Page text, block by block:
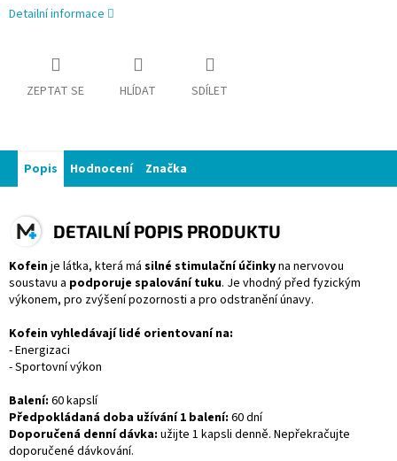
Detailní informace
ZEPTAT SE HLÍDAT SDÍLET
Popis Hodnocení Značka
DETAILNÍ POPIS PRODUKTU
Kofeinje látka, která má silné stimulační účinkyna nervovou
soustavu a podporuje spalování tuku. Je vhodný před fyzickým
výkonem, pro zvýšení pozornosti a pro odstranění únavy.
Kofein vyhledávají lidé orientovaní na:
- Energizaci
- Sportovní výkon
Balení: 60kapslí
Předpokládaná doba užívání 1 balení: 60 dní
Doporučená denní dávka: užijte 1 kapsli denně. Nepřekračujte
doporučené dávkování.